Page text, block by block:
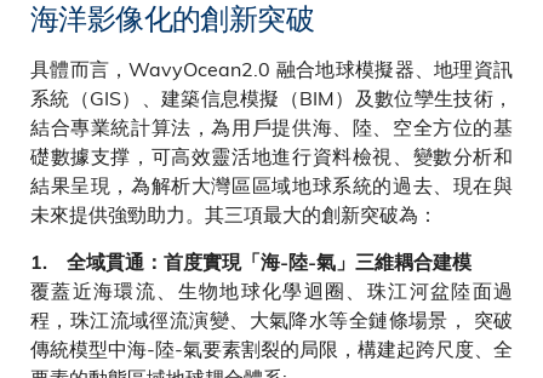
海洋影像化的創新突破
具體而言，WavyOcean2.0 融合地球模擬器、地理資訊
系統（GIS）、建築信息模擬（BIM）及數位孿生技術，
結合專業統計算法，為用戶提供海、陸、空全方位的基
礎數據支撑，可高效靈活地進行資料檢視、變數分析和
結果呈現，為解析大灣區區域地球系統的過去、現在與
未來提供強勁助力。其三項最大的創新突破為：
1. 全域貫通：首度實現「海-陸-氣」三維耦合建模
覆蓋近海環流、生物地球化學迴圈、珠江河盆陸面過
程，珠江流域徑流演變、大氣降水等全鏈條場景， 突破
傳統模型中海-陸-氣要素割裂的局限，構建起跨尺度、全